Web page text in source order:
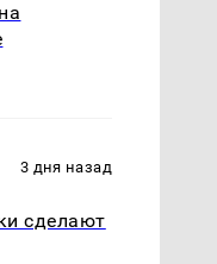
3 дня назад
сделают